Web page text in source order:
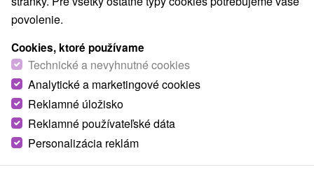
povolenie.
Cookies, ktoré používame
Technické a nevyhnutné cookies
Analytické a marketingové cookies
Reklamné úložisko
Reklamné používateľské dáta
Personalizácia reklám